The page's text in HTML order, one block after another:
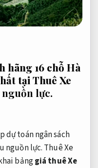
hãng 16 chỗ Hà
tại Thuê Xe
lực.
dự toán ngân sách
nguồn lực. Thuê Xe
bảnggiá thuê Xe